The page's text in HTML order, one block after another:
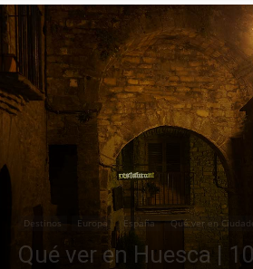
Destinos Europa España Qué ver en
Qué ver en Huesca |